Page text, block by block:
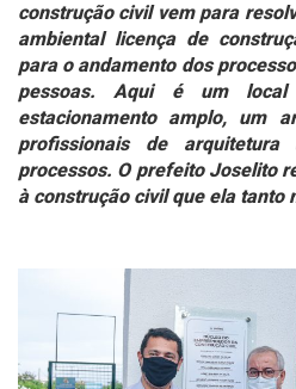
construção civil vem para
ambiental licença de
para o andamento dos
pessoas. Aqui é um
estacionamento amplo, um
profissionais de arquitetura
processos. O prefeito Joselito
à construção civil que ela tanto